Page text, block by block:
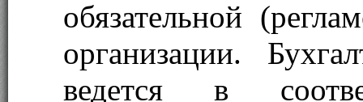
обязательной
организации.
ведется в